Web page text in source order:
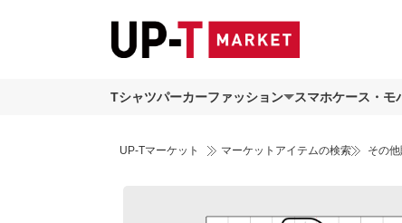
Tシャツパーカーファッション スマホケース・モ
UP-Tマーケット マーケットアイテムの検索 その